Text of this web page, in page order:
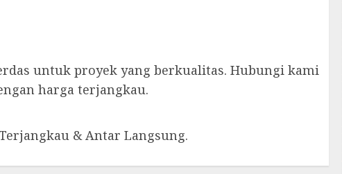
untuk proyek yang berkualitas. Hubungi kami
harga terjangkau.
& Antar Langsung.